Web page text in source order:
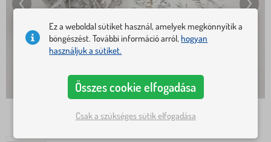
Ez a weboldal sütiket használ, amelyek megkönnyítik a
böngészést. További információ arról,hogyan
használjuk a sütiket.
Összes cookie elfogadása
Csak a szükséges sütik elfogadása